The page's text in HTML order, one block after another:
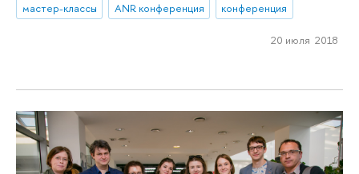
мастер-классы
ANR конференция конференция
20 июля 2018